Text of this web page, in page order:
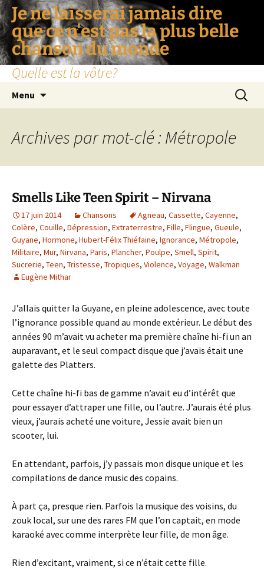
Je ne laisserai jamais dire
que ce n'est pas la plus belle
chanson du monde
Quelle est la vôtre?
Menu
Archives par mot-clé : Métropole
Smells Like Teen Spirit – Nirvana
17 juin 2014 Chansons Agneau, Cassette, Cayenne,
Colère, Couille, Dépression, Extraterrestre, Fille, Flingue, Gueule,
Guyane, Hormone, Hubert-Félix Thiéfaine, Ignorance, Métropole,
Militaire, Mur, Nirvana, Paris, Plancher, Poulpe, Smell, Spirit,
Sucrerie, Teen, Tristesse, Tropiques, Violence, Voyage, Walkman
Eugène Mithar
J’allais quitter la Guyane, en pleine adolescence, avec toute
l’ignorance possible quand au monde extérieur. Le début des
années 90 m’avait vu acheter ma première chaîne hi-fi un an
auparavant, et le seul compact disque que j’avais était une
galette des Platters.
Cette chaîne hi-fi bas de gamme n’avait eu d’intérêt que
pour essayer d’attraper une fille, ou l’autre. J’aurais été plus
vieux, j’aurais acheté une voiture, Jessie avait bien un
scooter, lui.
En attendant, parfois, j’y passais mon disque unique et les
compilations de dance music des copains.
À part ça, presque rien. Parfois la musique des voisins, du
zouk local, sur une des rares FM que l’on captait, en mode
karaoké avec comme interprète leur fille, de mon âge.
Rien d’excitant, vraiment, si ce n’était cette fille.